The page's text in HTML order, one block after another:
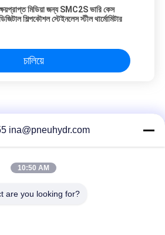
মিডিয়া জন্য SMC2S ভারি কেস
শিল্পকৌশল স্টেইনলেস স্টীল থার্মোমিটার
চালিয়ে
সঙ্গে তরল ভরা জল চাপ গেজ
ina@pneuhydr.com
10:50 AM
are you looking for?